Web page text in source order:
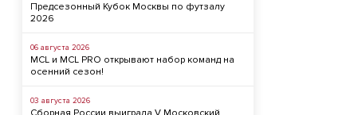
Предсезонный Кубок Москвы по футзалу
2026
06 августа 2026
MCL и MCL PRO открывают набор команд на
осенний сезон!
03 августа 2026